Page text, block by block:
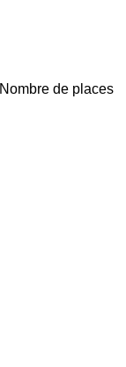
Nombre de places